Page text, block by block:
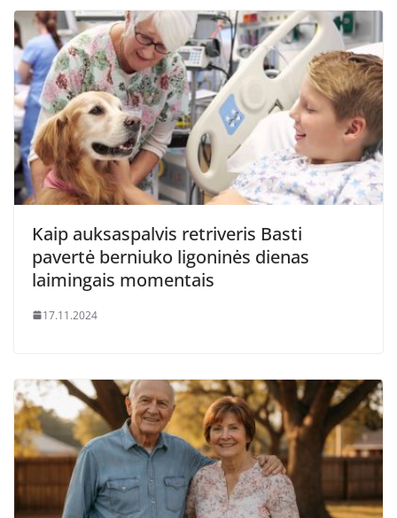
Kaip auksaspalvis retriveris Basti
pavertė berniuko ligoninės dienas
laimingais momentais
17.11.2024